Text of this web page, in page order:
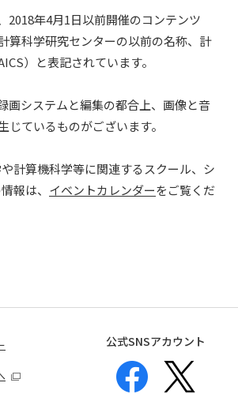
2018年4月1日以前開催のコンテンツ
算科学研究センターの以前の名称、計
）と表記されています。
画システムと編集の都合上、画像と音
じているものがございます。
計算機科学等に関連するスクール、シ
報は、 イベントカレンダーをご覧くだ
公式SNSアカウント